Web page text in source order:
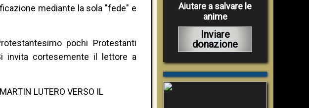
mediante la sola "fede" e
pochi Protestanti
invita cortesemente il lettore a
LUTERO VERSO IL
Aiutare a salvare le
anime
Inviare
donazione